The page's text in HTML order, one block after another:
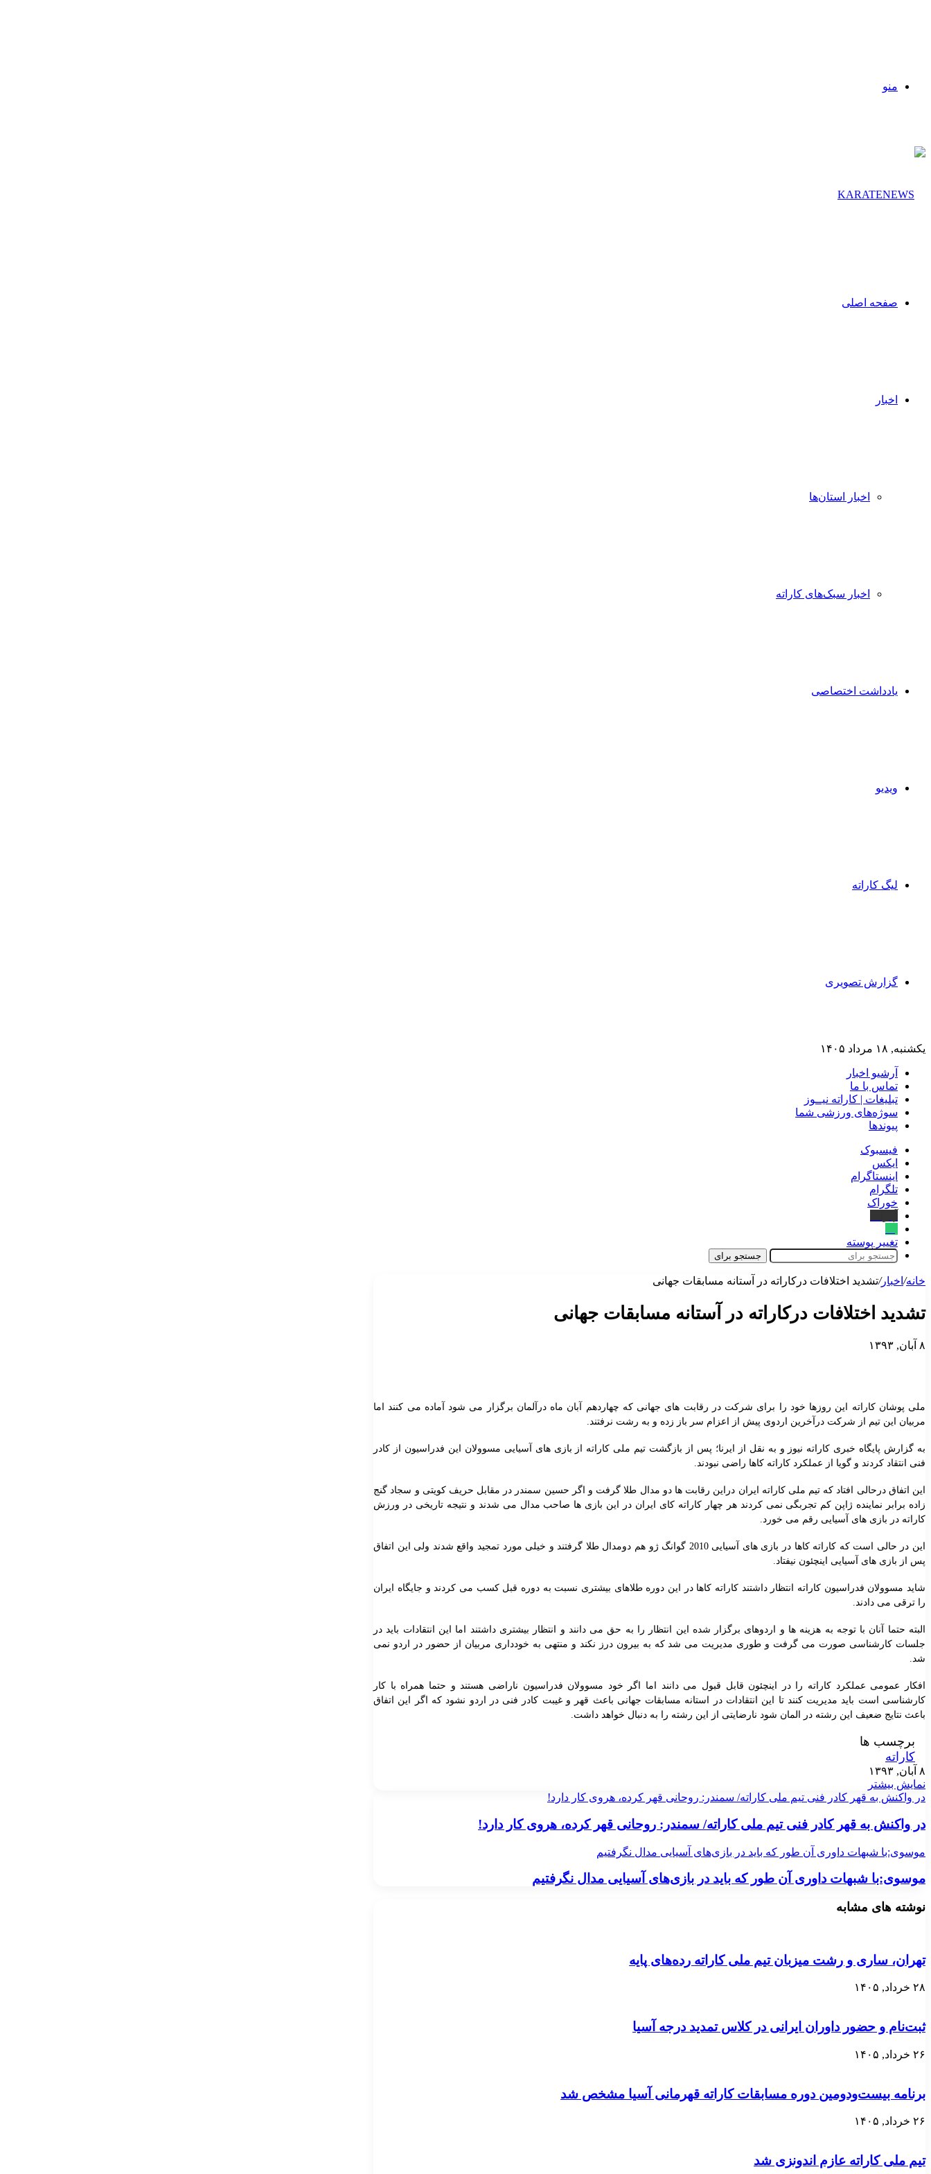
منو
صفحه اصلی
اخبار
اخبار استان‌ها
اخبار سبک‌های کاراته
یادداشت اختصاصی
ویدیو
لیگ کاراته
گزارش تصویری
یکشنبه, ۱۸ مرداد ۱۴۰۵
آرشیو اخبار
تماس‌ با‌ ما
تبلیغات | کاراته نیــوز
سوژه‌های ورزشی شما
پیوندها
فیسبوک
ایکس
اینستاگرام
تلگرام
خوراک
تغییر پوسته
جستجو برای
خانه/ اخبار/تشدید اختلافات درکاراته در آستانه مسابقات جهانی
تشدید اختلافات درکاراته در آستانه مسابقات جهانی
۸ آبان, ۱۳۹۳
ملی پوشان کاراته این روزها خود را برای شرکت در رقابت های جهانی که چهاردهم آبان ماه درآلمان برگزار می شود آماده می کنند اما
مربیان این تیم از شرکت درآخرین اردوی پیش از اعزام سر باز زده و به رشت نرفتند.
به گزارش پایگاه خبری کاراته نیوز و به نقل از ایرنا؛ پس از بازگشت تیم ملی کاراته از بازی های آسیایی مسوولان این فدراسیون از کادر
فنی انتقاد کردند و گویا از عملکرد کاراته کاها راضی نبودند.
این اتفاق درحالی افتاد که تیم ملی کاراته ایران دراین رقابت ها دو مدال طلا گرفت و اگر حسین سمندر در مقابل حریف کویتی و سجاد گنج
زاده برابر نماینده ژاپن کم تجربگی نمی کردند هر چهار کاراته کای ایران در این بازی ها صاحب مدال می شدند و نتیجه تاریخی در ورزش
کاراته در بازی های آسیایی رقم می خورد.
این در حالی است که کاراته کاها در بازی های آسیایی2010 گوانگ ژو هم دومدال طلا گرفتند و خیلی مورد تمجید واقع شدند ولی این اتفاق
پس از بازی های آسیایی اینچئون نیفتاد.
شاید مسوولان فدراسیون کاراته انتظار داشتند کاراته کاها در این دوره طلاهای بیشتری نسبت به دوره قبل کسب می کردند و جایگاه ایران
را ترقی می دادند.
البته حتما آنان با توجه به هزینه ها و اردوهای برگزار شده این انتظار را به حق می دانند و انتظار بیشتری داشتند اما این انتقادات باید در
جلسات کارشناسی صورت می گرفت و طوری مدیریت می شد که به بیرون درز نکند و منتهی به خودداری مربیان از حضور در اردو نمی
شد.
افکار عمومی عملکرد کاراته را در اینچئون قابل قبول می دانند اما اگر خود مسوولان فدراسیون ناراضی هستند و حتما همراه با کار
کارشناسی است باید مدیریت کنند تا این انتقادات در استانه مسابقات جهانی باعث قهر و غیبت کادر فنی در اردو نشود که اگر این اتفاق
باعث نتایج ضعیف این رشته در المان شود نارضایتی از این رشته را به دنبال خواهد داشت.
برچسب ها
کاراته
۸ آبان, ۱۳۹۳
نمایش بیشتر
در واکنش به قهر کادر فنی تیم ملی کاراته/ سمندر: روحانی قهر کرده، هروی کار دارد!
در واکنش به قهر کادر فنی تیم ملی کاراته/ سمندر: روحانی قهر کرده، هروی کار دارد!
موسوی:با شبهات داوری آن طور که باید در بازی‌های آسیایی مدال نگرفتیم
موسوی:با شبهات داوری آن طور که باید در بازی‌های آسیایی مدال نگرفتیم
نوشته های مشابه
تهران، ساری و رشت میزبان تیم ملی کاراته رده‌های پایه
۲۸ خرداد, ۱۴۰۵
ثبت‌نام و حضور داوران ایرانی در کلاس تمدید درجه آسیا
۲۶ خرداد, ۱۴۰۵
برنامه بیست‌ودومین دوره مسابقات کاراته قهرمانی آسیا مشخص شد
۲۶ خرداد, ۱۴۰۵
تیم ملی کاراته عازم اندونزی شد